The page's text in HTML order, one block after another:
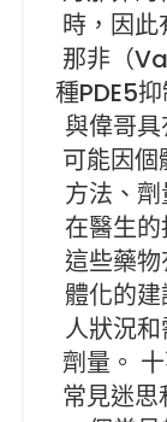
時，因
那非（
種PDE5
與偉哥
可能因個
方法、
在醫生
這些藥
體化的
人狀況
劑量。
常見迷思